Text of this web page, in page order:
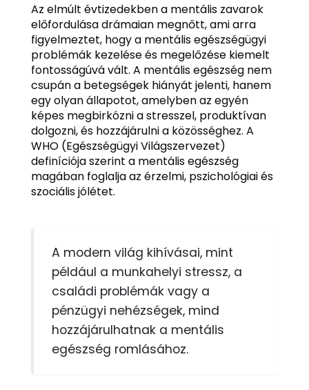
Az elmúlt évtizedekben a mentális zavarok
előfordulása drámaian megnőtt, ami arra
figyelmeztet, hogy a mentális egészségügyi
problémák kezelése és megelőzése kiemelt
fontosságúvá vált. A mentális egészség nem
csupán a betegségek hiányát jelenti, hanem
egy olyan állapotot, amelyben az egyén
képes megbirkózni a stresszel, produktívan
dolgozni, és hozzájárulni a közösséghez. A
WHO (Egészségügyi Világszervezet)
definíciója szerint a mentális egészség
magában foglalja az érzelmi, pszichológiai és
szociális jólétet.
A modern világ kihívásai, mint
például a munkahelyi stressz, a
családi problémák vagy a
pénzügyi nehézségek, mind
hozzájárulhatnak a mentális
egészség romlásához.